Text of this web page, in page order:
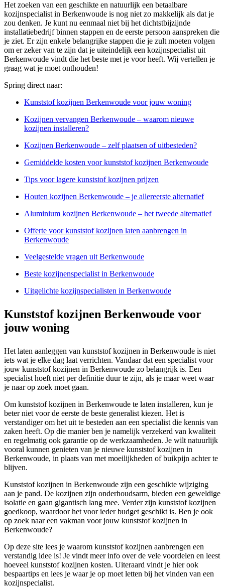
Het zoeken van een geschikte en natuurlijk een betaalbare
kozijnspecialist in Berkenwoude is nog niet zo makkelijk als dat je
zou denken. Je kunt nu eenmaal niet bij het dichtstbijzijnde
installatiebedrijf binnen stappen en de eerste persoon aanspreken die
je ziet. Er zijn enkele belangrijke stappen die je zult moeten volgen
om er zeker van te zijn dat je uiteindelijk een kozijnspecialist uit
Berkenwoude vindt die het beste met je voor heeft. Wij vertellen je
graag wat je moet onthouden!
Spring direct naar:
Kunststof kozijnen Berkenwoude voor jouw woning
Kozijnen vervangen Berkenwoude – waarom nieuwe
kozijnen installeren?
Kozijnen Berkenwoude – zelf plaatsen of uitbesteden?
Gemiddelde kosten voor kunststof kozijnen Berkenwoude
Tips voor lagere kunststof kozijnen prijzen
Houten kozijnen Berkenwoude – je allereerste alternatief
Aluminium kozijnen Berkenwoude – het tweede alternatief
Offerte voor kunststof kozijnen laten aanbrengen in
Berkenwoude
Veelgestelde vragen uit Berkenwoude
Beste kozijnenspecialist in Berkenwoude
Uitgelichte kozijnspecialisten in Berkenwoude
Kunststof kozijnen Berkenwoude voor
jouw woning
Het laten aanleggen van kunststof kozijnen in Berkenwoude is niet
iets wat je elke dag laat verrichten. Vandaar dat een specialist voor
jouw kunststof kozijnen in Berkenwoude zo belangrijk is. Een
specialist hoeft niet per definitie duur te zijn, als je maar weet waar
je naar op zoek moet gaan.
Om kunststof kozijnen in Berkenwoude te laten installeren, kun je
beter niet voor de eerste de beste generalist kiezen. Het is
verstandiger om het uit te besteden aan een specialist die kennis van
zaken heeft. Op die manier ben je namelijk verzekerd van kwaliteit
en regelmatig ook garantie op de werkzaamheden. Je wilt natuurlijk
vooral kunnen genieten van je nieuwe kunststof kozijnen in
Berkenwoude, in plaats van met moeilijkheden of buikpijn achter te
blijven.
Kunststof kozijnen in Berkenwoude zijn een geschikte wijziging
aan je pand. De kozijnen zijn onderhoudsarm, bieden een geweldige
isolatie en gaan gigantisch lang mee. Verder zijn kunststof kozijnen
goedkoop, waardoor het voor ieder budget geschikt is. Ben je ook
op zoek naar een vakman voor jouw kunststof kozijnen in
Berkenwoude?
Op deze site lees je waarom kunststof kozijnen aanbrengen een
verstandig idee is! Je vindt meer info over de vele voordelen en leest
hoeveel kunststof kozijnen kosten. Uiteraard vindt je hier ook
bespaartips en lees je waar je op moet letten bij het vinden van een
kozijnspecialist.